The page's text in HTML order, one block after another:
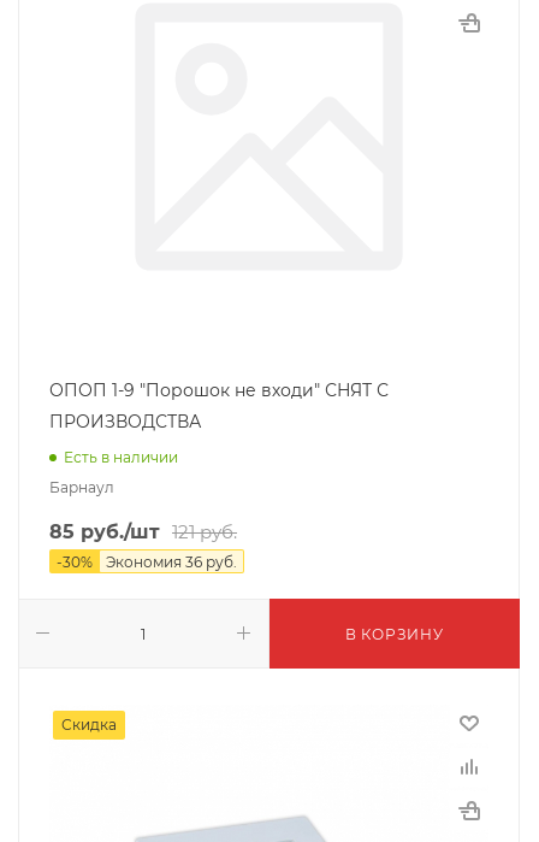
ОПОП 1-9 "Порошок не входи" СНЯТ С
ПРОИЗВОДСТВА
Есть в наличии
Барнаул
85 руб./шт 121руб.
-30% Экономия 36 руб.
В КОРЗИНУ
Скидка